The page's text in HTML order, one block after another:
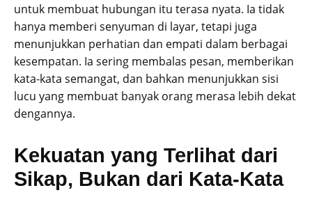
untuk membuat hubungan itu terasa nyata. Ia tidak
hanya memberi senyuman di layar, tetapi juga
menunjukkan perhatian dan empati dalam berbagai
kesempatan. Ia sering membalas pesan, memberikan
kata-kata semangat, dan bahkan menunjukkan sisi
lucu yang membuat banyak orang merasa lebih dekat
dengannya.
Kekuatan yang Terlihat dari
Sikap, Bukan dari Kata-Kata